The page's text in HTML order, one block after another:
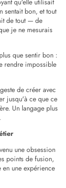
qu'elle utilisait
sentait bon, et tout
de tout — de
je ne mesurais
que sentir bon :
rendre impossible
de créer avec
jusqu'à ce que ce
Un langage plus
une obsession
points de fusion,
une expérience